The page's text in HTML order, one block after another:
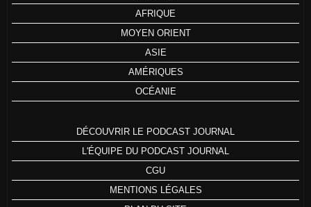
AFRIQUE
MOYEN ORIENT
ASIE
AMÉRIQUES
OCÉANIE
DÉCOUVRIR LE PODCAST JOURNAL
L'ÉQUIPE DU PODCAST JOURNAL
CGU
MENTIONS LÉGALES